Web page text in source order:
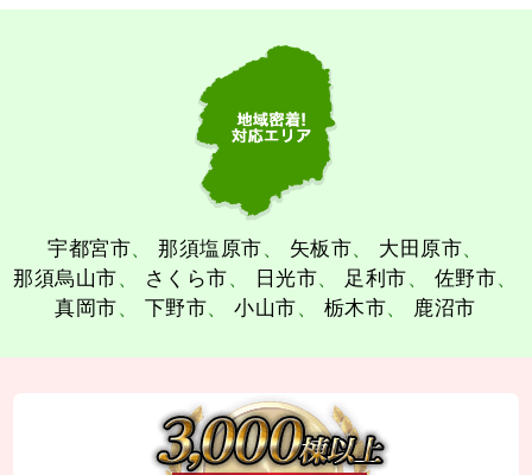
宇都宮市 那須塩原市 矢板市
大田原市
那須烏山市
さくら市 日光市 足利市
佐野市
真岡市
下野市 小山市 栃木市 鹿沼市